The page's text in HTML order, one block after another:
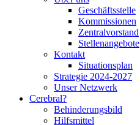
Geschäftsstelle
Kommissionen
Zentralvorstand
Stellenangebote
Kontakt
Situationsplan
Strategie 2024-2027
Unser Netzwerk
Cerebral?
Behinderungsbild
Hilfsmittel